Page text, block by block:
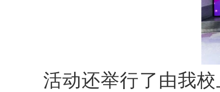
活动还举行了由我